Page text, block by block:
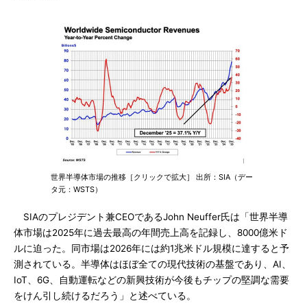
世界半導体市場の推移［クリックで拡大］ 出所：SIA（デー
タ元：WSTS）
SIAのプレジデント兼CEOであるJohn Neuffer氏は「世界半導
体市場は2025年に過去最高の年間売上高を記録し、8000億米ド
ルに迫った。同市場は2026年には約1兆米ドル規模に達すると予
測されている。半導体はほぼ全ての現代技術の基盤であり、AI、
IoT、6G、自動運転などの新興技術が今後もチップの堅調な需要
をけん引し続けるだろう」と述べている。